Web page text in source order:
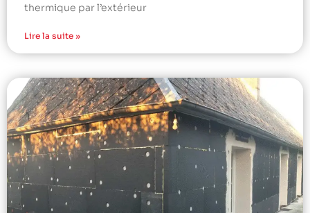
thermique par l’extérieur
Lire la suite »